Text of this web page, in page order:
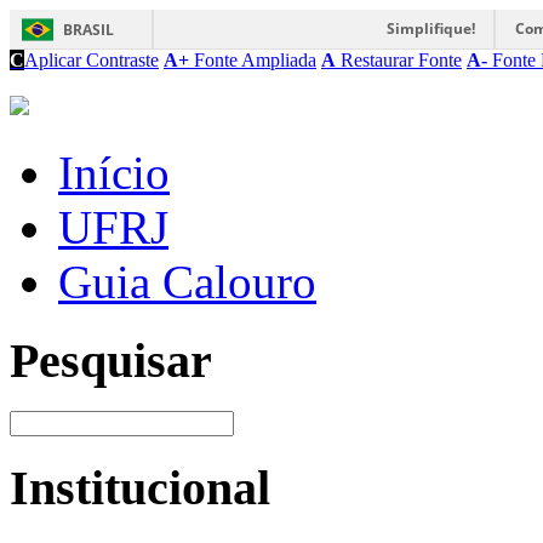
BRASIL Simplifique!
CAplicar Contraste A+ Fonte Ampliada A Restaurar Fonte A- Fonte
Início
UFRJ
Guia Calouro
Pesquisar
Institucional